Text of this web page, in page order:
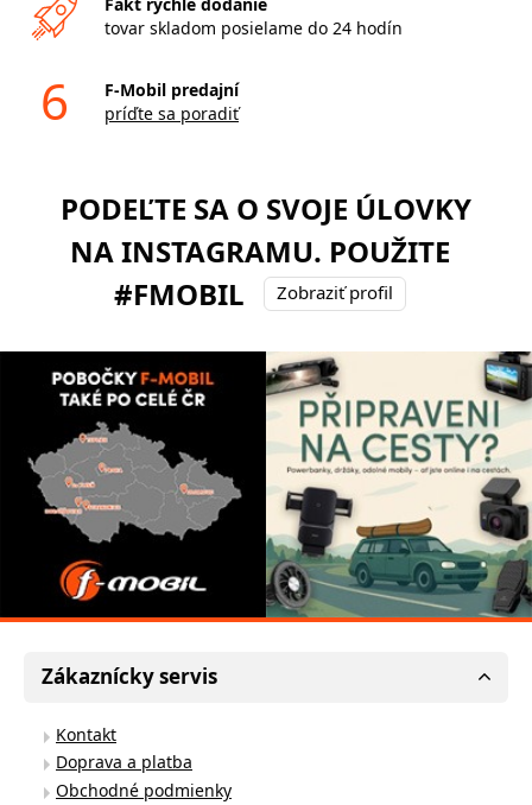
tovar skladom posielame do 24 hodín
6
F-Mobil predajní
príďte sa poradiť
PODEĽTE SA O SVOJE ÚLOVKY
NA INSTAGRAMU. POUŽITE
#FMOBIL
Zobraziť profil
Zákaznícky servis
Kontakt
Doprava a platba
Obchodné podmienky